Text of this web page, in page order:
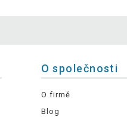
O společnosti
O firmě
Blog